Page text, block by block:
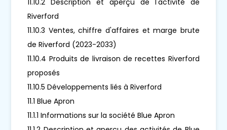
Riverford
11.10.3 Ventes, chiffre d'affaires et marge brute
de Riverford (2023-2033)
11.10.4 Produits de livraison de recettes Riverford
proposés
11.10.5 Développements liés à Riverford
11.1 Blue Apron
11.1.1 Informations sur la société Blue Apron